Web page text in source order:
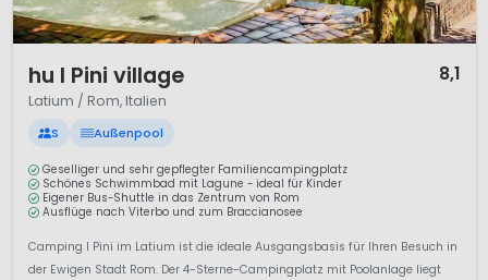
hu I Pini village 8,1
Latium / Rom, Italien
S Außenpool
Geselliger und sehr gepflegter Familiencampingplatz
Schönes Schwimmbad mit Lagune - ideal für Kinder
Eigener Bus-Shuttle in das Zentrum von Rom
Ausflüge nach Viterbo und zum Braccianosee
Camping I Pini im Latium ist die ideale Ausgangsbasis für Ihren Besuch in
der Ewigen Stadt Rom. Der 4-Sterne-Campingplatz mit Poolanlage liegt